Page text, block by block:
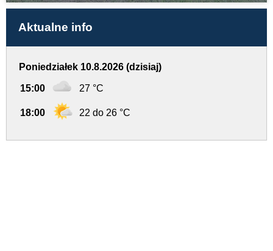
Aktualne info
Poniedziałek 10.8.2026 (dzisiaj)
15:00 27 °C
18:00 22 do 26 °C